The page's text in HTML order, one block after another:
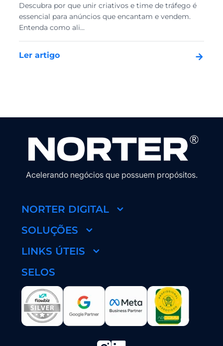
Descubra por que unir criativos e time de tráfego é
essencial para anúncios que encantam e vendem.
Entenda como ali...
Ler artigo
Acelerando negócios que possuem propósitos.
NORTER DIGITAL
SOLUÇÕES
LINKS ÚTEIS
SELOS